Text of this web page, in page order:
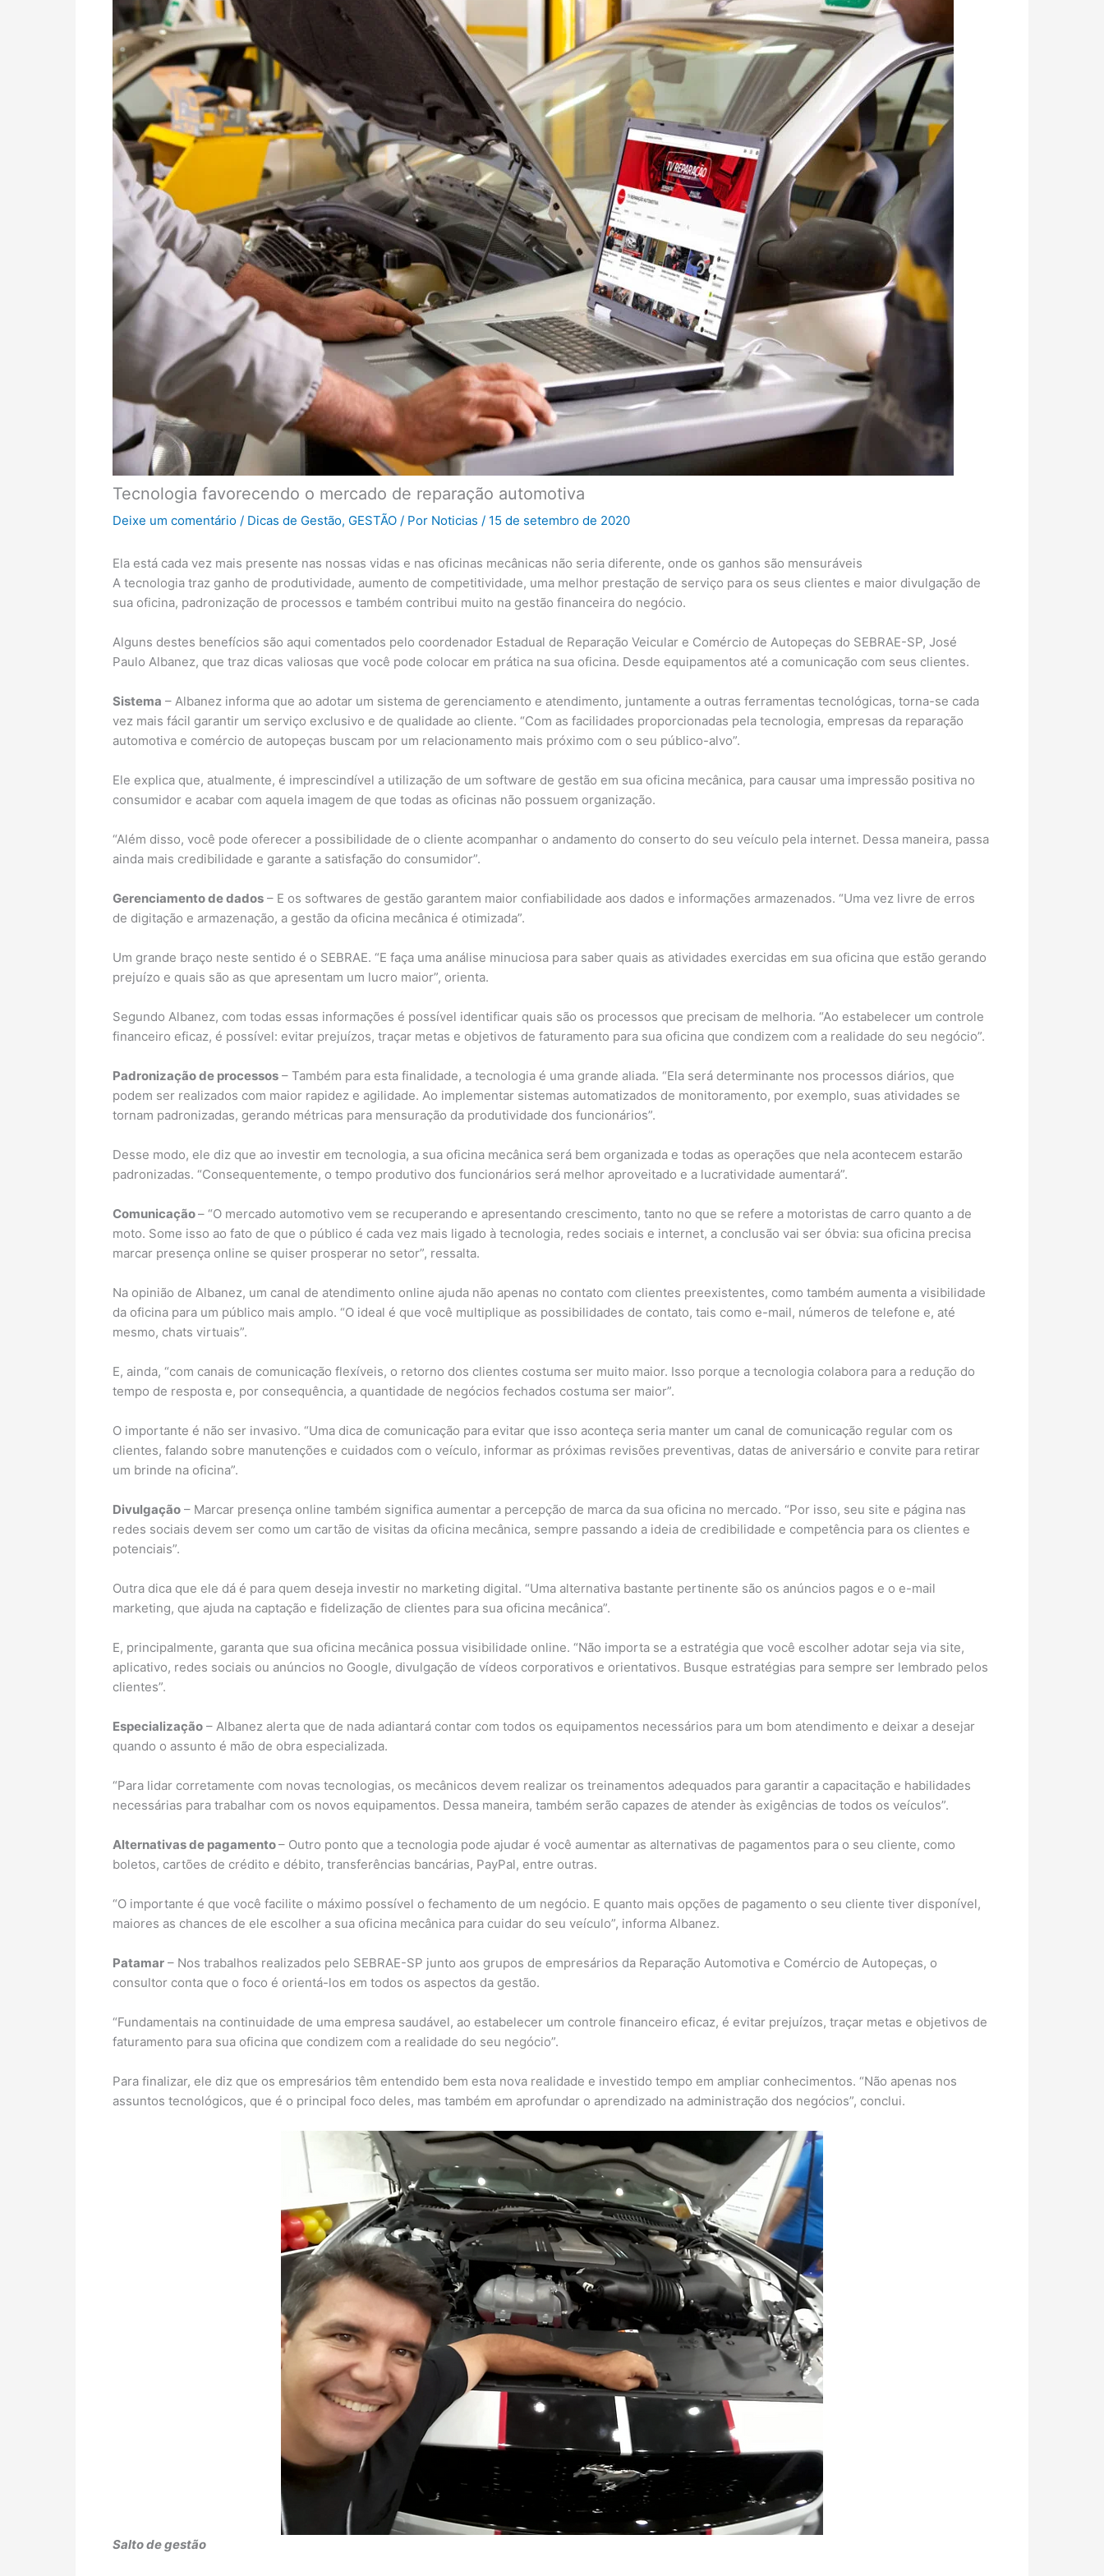
Tecnologia favorecendo o mercado de reparação automotiva
Deixe um comentário / Dicas de Gestão, GESTÃO / Por Noticias / 15 de setembro de 2020
Ela está cada vez mais presente nas nossas vidas e nas oficinas mecânicas não seria diferente, onde os ganhos são mensuráveis
A tecnologia traz ganho de produtividade, aumento de competitividade, uma melhor prestação de serviço para os seus clientes e maior divulgação de
sua oficina, padronização de processos e também contribui muito na gestão financeira do negócio.
Alguns destes benefícios são aqui comentados pelo coordenador Estadual de Reparação Veicular e Comércio de Autopeças do SEBRAE-SP, José
Paulo Albanez, que traz dicas valiosas que você pode colocar em prática na sua oficina. Desde equipamentos até a comunicação com seus clientes.
Sistema – Albanez informa que ao adotar um sistema de gerenciamento e atendimento, juntamente a outras ferramentas tecnológicas, torna-se cada
vez mais fácil garantir um serviço exclusivo e de qualidade ao cliente. “Com as facilidades proporcionadas pela tecnologia, empresas da reparação
automotiva e comércio de autopeças buscam por um relacionamento mais próximo com o seu público-alvo”.
Ele explica que, atualmente, é imprescindível a utilização de um software de gestão em sua oficina mecânica, para causar uma impressão positiva no
consumidor e acabar com aquela imagem de que todas as oficinas não possuem organização.
“Além disso, você pode oferecer a possibilidade de o cliente acompanhar o andamento do conserto do seu veículo pela internet. Dessa maneira, passa
ainda mais credibilidade e garante a satisfação do consumidor”.
Gerenciamento de dados – E os softwares de gestão garantem maior confiabilidade aos dados e informações armazenados. “Uma vez livre de erros
de digitação e armazenação, a gestão da oficina mecânica é otimizada”.
Um grande braço neste sentido é o SEBRAE. “E faça uma análise minuciosa para saber quais as atividades exercidas em sua oficina que estão gerando
prejuízo e quais são as que apresentam um lucro maior”, orienta.
Segundo Albanez, com todas essas informações é possível identificar quais são os processos que precisam de melhoria. “Ao estabelecer um controle
financeiro eficaz, é possível: evitar prejuízos, traçar metas e objetivos de faturamento para sua oficina que condizem com a realidade do seu negócio”.
Padronização de processos – Também para esta finalidade, a tecnologia é uma grande aliada. “Ela será determinante nos processos diários, que
podem ser realizados com maior rapidez e agilidade. Ao implementar sistemas automatizados de monitoramento, por exemplo, suas atividades se
tornam padronizadas, gerando métricas para mensuração da produtividade dos funcionários”.
Desse modo, ele diz que ao investir em tecnologia, a sua oficina mecânica será bem organizada e todas as operações que nela acontecem estarão
padronizadas. “Consequentemente, o tempo produtivo dos funcionários será melhor aproveitado e a lucratividade aumentará”.
Comunicação– “O mercado automotivo vem se recuperando e apresentando crescimento, tanto no que se refere a motoristas de carro quanto a de
moto. Some isso ao fato de que o público é cada vez mais ligado à tecnologia, redes sociais e internet, a conclusão vai ser óbvia: sua oficina precisa
marcar presença online se quiser prosperar no setor”, ressalta.
Na opinião de Albanez, um canal de atendimento online ajuda não apenas no contato com clientes preexistentes, como também aumenta a visibilidade
da oficina para um público mais amplo. “O ideal é que você multiplique as possibilidades de contato, tais como e-mail, números de telefone e, até
mesmo, chats virtuais”.
E, ainda, “com canais de comunicação flexíveis, o retorno dos clientes costuma ser muito maior. Isso porque a tecnologia colabora para a redução do
tempo de resposta e, por consequência, a quantidade de negócios fechados costuma ser maior”.
O importante é não ser invasivo. “Uma dica de comunicação para evitar que isso aconteça seria manter um canal de comunicação regular com os
clientes, falando sobre manutenções e cuidados com o veículo, informar as próximas revisões preventivas, datas de aniversário e convite para retirar
um brinde na oficina”.
Divulgação – Marcar presença online também significa aumentar a percepção de marca da sua oficina no mercado. “Por isso, seu site e página nas
redes sociais devem ser como um cartão de visitas da oficina mecânica, sempre passando a ideia de credibilidade e competência para os clientes e
potenciais”.
Outra dica que ele dá é para quem deseja investir no marketing digital. “Uma alternativa bastante pertinente são os anúncios pagos e o e-mail
marketing, que ajuda na captação e fidelização de clientes para sua oficina mecânica”.
E, principalmente, garanta que sua oficina mecânica possua visibilidade online. “Não importa se a estratégia que você escolher adotar seja via site,
aplicativo, redes sociais ou anúncios no Google, divulgação de vídeos corporativos e orientativos. Busque estratégias para sempre ser lembrado pelos
clientes”.
Especialização – Albanez alerta que de nada adiantará contar com todos os equipamentos necessários para um bom atendimento e deixar a desejar
quando o assunto é mão de obra especializada.
“Para lidar corretamente com novas tecnologias, os mecânicos devem realizar os treinamentos adequados para garantir a capacitação e habilidades
necessárias para trabalhar com os novos equipamentos. Dessa maneira, também serão capazes de atender às exigências de todos os veículos”.
Alternativas de pagamento– Outro ponto que a tecnologia pode ajudar é você aumentar as alternativas de pagamentos para o seu cliente, como
boletos, cartões de crédito e débito, transferências bancárias, PayPal, entre outras.
“O importante é que você facilite o máximo possível o fechamento de um negócio. E quanto mais opções de pagamento o seu cliente tiver disponível,
maiores as chances de ele escolher a sua oficina mecânica para cuidar do seu veículo”, informa Albanez.
Patamar – Nos trabalhos realizados pelo SEBRAE-SP junto aos grupos de empresários da Reparação Automotiva e Comércio de Autopeças, o
consultor conta que o foco é orientá-los em todos os aspectos da gestão.
“Fundamentais na continuidade de uma empresa saudável, ao estabelecer um controle financeiro eficaz, é evitar prejuízos, traçar metas e objetivos de
faturamento para sua oficina que condizem com a realidade do seu negócio”.
Para finalizar, ele diz que os empresários têm entendido bem esta nova realidade e investido tempo em ampliar conhecimentos. “Não apenas nos
assuntos tecnológicos, que é o principal foco deles, mas também em aprofundar o aprendizado na administração dos negócios”, conclui.
Salto de gestão